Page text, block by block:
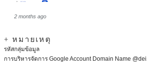
2 months ago
+ หมายเหตุ
รหัสกลุ่มข้อมูล
การบริหารจัดการ Google Account Domain Name